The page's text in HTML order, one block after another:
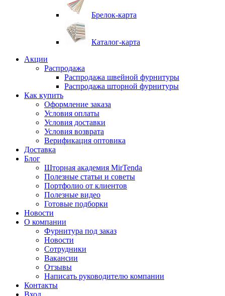
Брелок-карта
Каталог-карта
Акции
Распродажа
Распродажа швейной фурнитуры
Распродажа шторной фурнитуры
Как купить
Оформление заказа
Условия оплаты
Условия доставки
Условия возврата
Верификация оптовика
Доставка
Блог
Шторная академия MirTenda
Полезные статьи и советы
Портфолио от клиентов
Полезные видео
Готовые подборки
Новости
О компании
Фурнитура под заказ
Новости
Сотрудники
Вакансии
Отзывы
Написать руководителю компании
Контакты
Вход